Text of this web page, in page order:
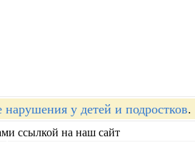
у детей и подростков.
ссылкой на наш сайт